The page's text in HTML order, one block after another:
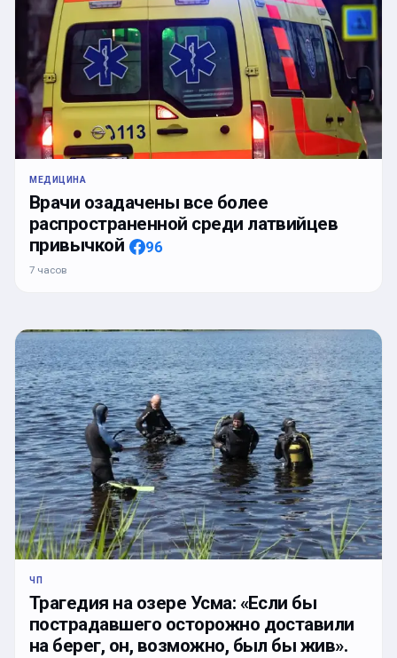
МЕДИЦИНА
Врачи озадачены все более
распространенной среди латвийцев
привычкой
96
7 часов
ЧП
Трагедия на озере Усма: «Если бы
пострадавшего осторожно доставили
на берег, он, возможно, был бы жив».